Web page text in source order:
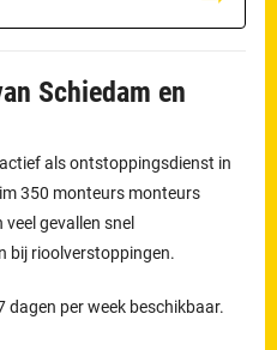
Schiedam en
actief als ontstoppingsdienst in
350 monteurs monteurs
gevallen snel
bij rioolverstoppingen.
dagen per week beschikbaar.